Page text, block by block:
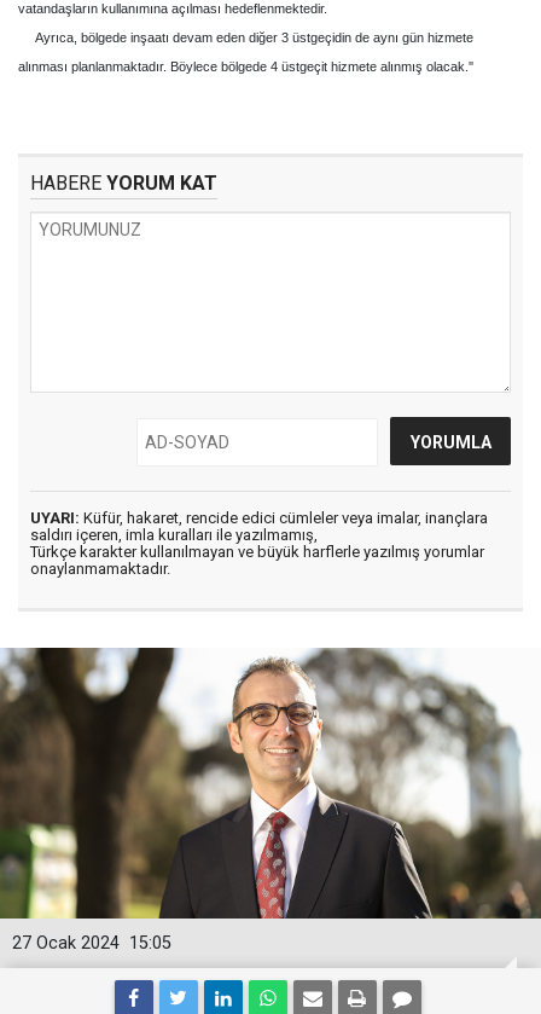
vatandaşların kullanımına açılması hedeflenmektedir.
Ayrıca, bölgede inşaatı devam eden diğer 3 üstgeçidin de aynı gün hizmete
alınması planlanmaktadır. Böylece bölgede 4 üstgeçit hizmete alınmış olacak.''
HABERE YORUM KAT
UYARI: Küfür, hakaret, rencide edici cümleler veya imalar, inançlara
saldırı içeren, imla kuralları ile yazılmamış,
Türkçe karakter kullanılmayan ve büyük harflerle yazılmış yorumlar
onaylanmamaktadır.
15:05
27 Ocak 2024